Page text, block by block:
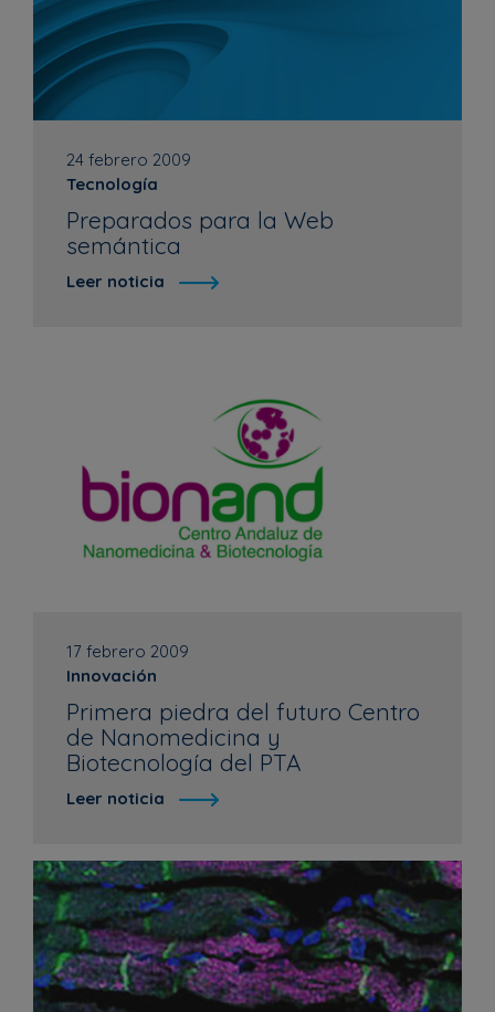
24 febrero 2009
Tecnología
Preparados para la Web
semántica
Leer noticia
17 febrero 2009
Innovación
Primera piedra del futuro Centro
de Nanomedicina y
Biotecnología del PTA
Leer noticia